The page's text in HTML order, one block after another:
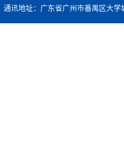
通讯地址：广东省广州市番禺区大